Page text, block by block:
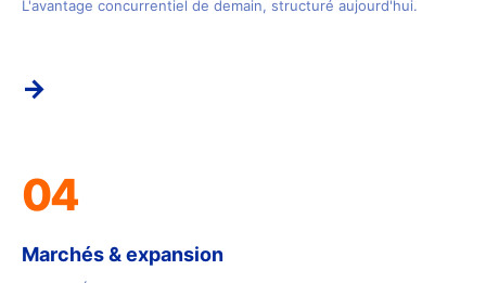
L'avantage concurrentiel de demain, structuré aujourd'hui.
→
04
Marchés & expansion